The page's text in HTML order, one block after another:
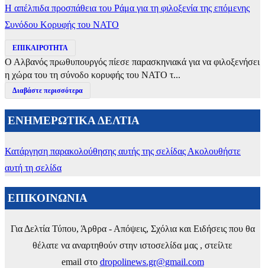
Η απέλπιδα προσπάθεια του Ράμα για τη φιλοξενία της επόμενης
Συνόδου Κορυφής του ΝΑΤΟ
ΕΠΙΚΑΙΡΟΤΗΤΑ
Ο Αλβανός πρωθυπουργός πίεσε παρασκηνιακά για να φιλοξενήσει
η χώρα του τη σύνοδο κορυφής του ΝΑΤΟ τ...
Διαβάστε περισσότερα
ΕΝΗΜΕΡΩΤΙΚΑ ΔΕΛΤΙΑ
Κατάργηση παρακολούθησης αυτής της σελίδας Ακολουθήστε
αυτή τη σελίδα
ΕΠΙΚΟΙΝΩΝΙΑ
Για Δελτία Τύπου, Άρθρα - Απόψεις, Σχόλια και Ειδήσεις που θα
θέλατε να αναρτηθούν στην ιστοσελίδα μας , στείλτε
email στο dropolinews.gr@gmail.com